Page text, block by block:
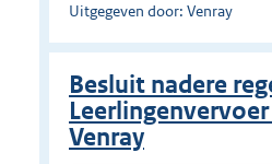
Uitgegeven door: Venray
Besluit nadere
Venray